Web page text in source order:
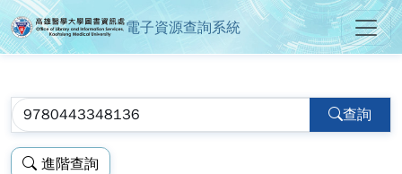
高雄醫學大學圖書資訊處電子資
電子資源查詢系統
查詢
進階查詢